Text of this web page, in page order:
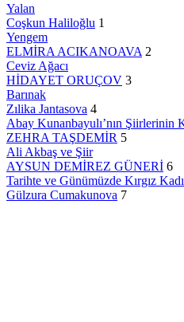
Yalan
Coşkun Haliloğlu 1
Yengem
ELMİRA ACIKANOAVA 2
Ceviz Ağacı
HİDAYET ORUÇOV 3
Barınak
Zılika Jantasova 4
Abay Kunanbayulı’nın Şiirlerinin
ZEHRA TAŞDEMİR 5
Ali Akbaş ve Şiir
AYSUN DEMİREZ GÜNERİ 6
Tarihte ve Günümüzde Kırgız
Gülzura Cumakunova 7